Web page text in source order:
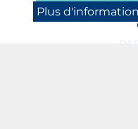
Plus d'information